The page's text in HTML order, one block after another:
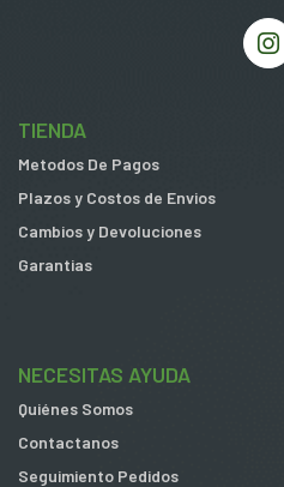
TIENDA
Metodos De Pagos
Plazos y Costos de Envios
Cambios y Devoluciones
Garantias
NECESITAS AYUDA
Quiénes Somos
Contactanos
Seguimiento Pedidos